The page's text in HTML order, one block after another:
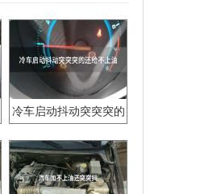
冷车启动抖动突突突的